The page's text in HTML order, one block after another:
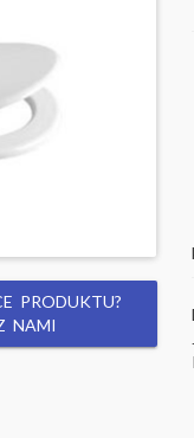
PRODUKTU?
NAMI